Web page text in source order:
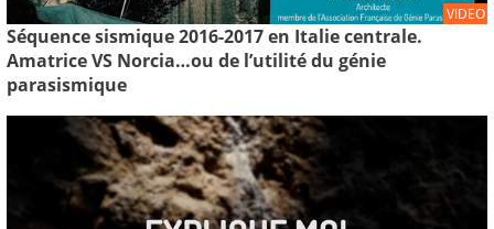
VIDEO
Séquence sismique 2016-2017 en Italie centrale.
Amatrice VS Norcia…ou de l’utilité du génie
parasismique